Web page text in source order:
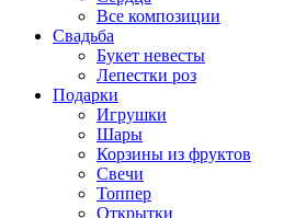
Все композиции
Свадьба
Букет невесты
Лепестки роз
Подарки
Игрушки
Шары
Корзины из фруктов
Свечи
Топпер
Открытки